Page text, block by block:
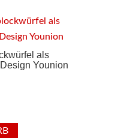
als
Younion